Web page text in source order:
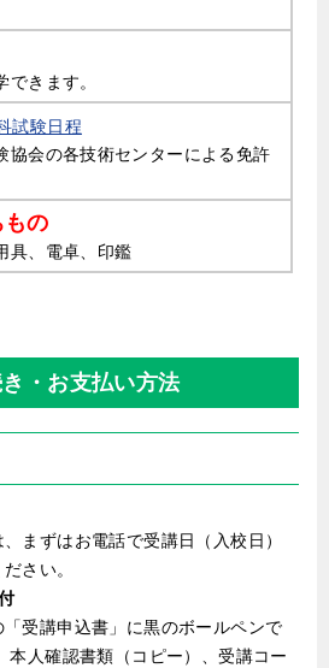
できます。
試験日程
協会の各技術センターによる免許
の
具、電卓、印鑑
・お支払い方法
まずはお電話で受講日（入校日）
さい。
「受講申込書」に黒のボールペンで
本人確認書類（コピー）、受講コー